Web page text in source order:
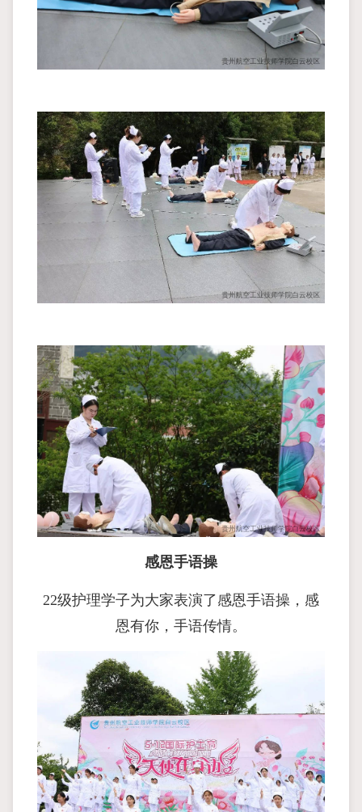
感恩手语操
22级护理学子为大家表演了感恩手语操，感
恩有你，手语传情。